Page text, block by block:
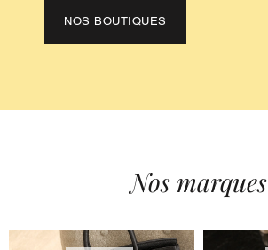
NOS BOUTIQUES
Nos marques